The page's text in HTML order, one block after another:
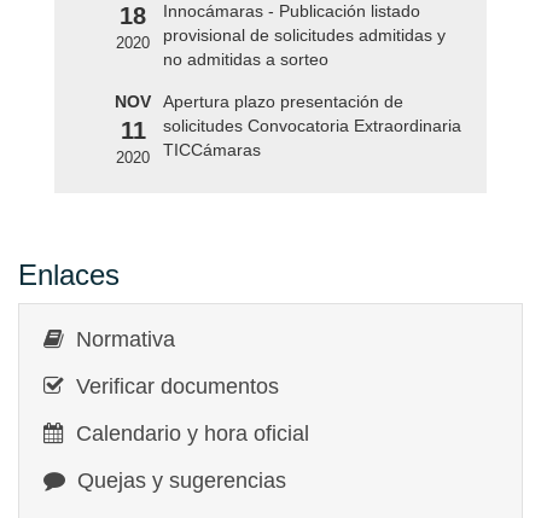
18
2020
Innocámaras - Publicación listado
provisional de solicitudes admitidas y
no admitidas a sorteo
NOV
11
2020
Apertura plazo presentación de
solicitudes Convocatoria Extraordinaria
TICCámaras
Enlaces
Normativa
Verificar documentos
Calendario y hora oficial
Quejas y sugerencias